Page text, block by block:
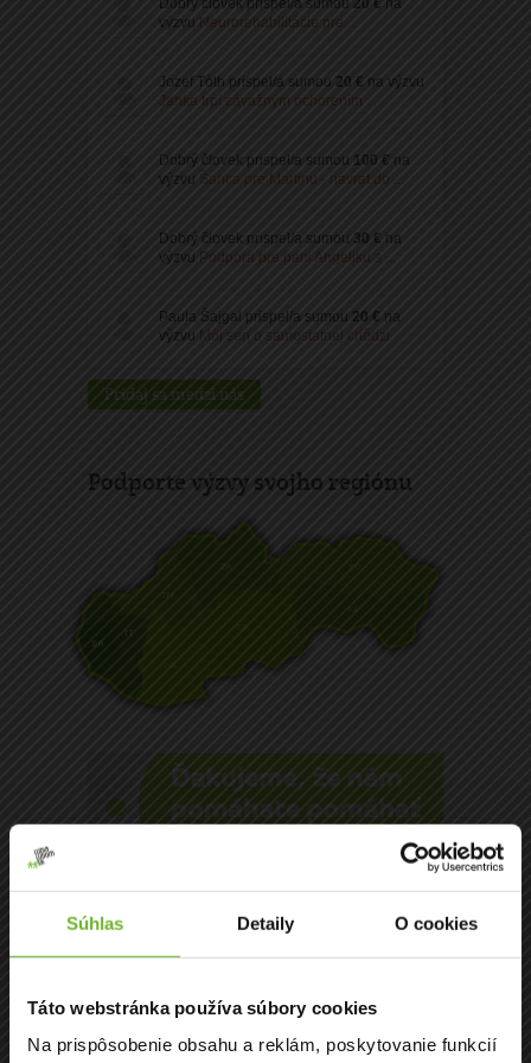
Súhlas Detaily O cookies
Táto webstránka používa súbory cookies
Na prispôsobenie obsahu a reklám, poskytovanie funkcií
Dobrý človek prispel/a sumou 20 € na
výzvu Neurorehabilitácie pre ...
Jozef Tóth prispel/a sumou 20 € na výzvu
Janka trpí závažným ochorením ...
Dobrý človek prispel/a sumou 100 € na
výzvu Šanca pre Martinu - návrat do ...
Dobrý človek prispel/a sumou 30 €
na
výzvu Podpora pre pani Angeliku s ...
Paula Šajgal prispel/a sumou 20 € na
výzvu Môj sen o samostatnej chôdzi
Pridaj sa medzi nás
Podporte výzvy svojho regiónu